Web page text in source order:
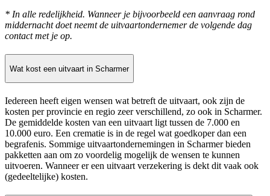
* In alle redelijkheid. Wanneer je bijvoorbeeld een aanvraag rond
middernacht doet neemt de uitvaartondernemer de volgende dag
contact met je op.
Wat kost een uitvaart in Scharmer
Iedereen heeft eigen wensen wat betreft de uitvaart, ook zijn de
kosten per provincie en regio zeer verschillend, zo ook in Scharmer.
De gemiddelde kosten van een uitvaart ligt tussen de 7.000 en
10.000 euro. Een crematie is in de regel wat goedkoper dan een
begrafenis. Sommige uitvaartondernemingen in Scharmer bieden
pakketten aan om zo voordelig mogelijk de wensen te kunnen
uitvoeren. Wanneer er een uitvaart verzekering is dekt dit vaak ook
(gedeeltelijke) kosten.